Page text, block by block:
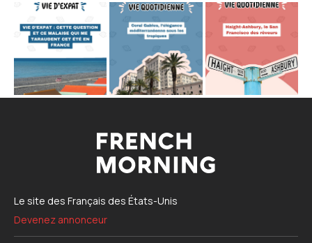
Le site des Français des États-Unis
Devenez annonceur